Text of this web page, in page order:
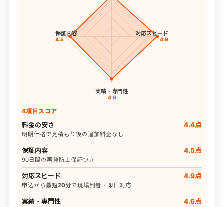
対応スピード
4.9
実績・専門性
4.6
保証内容
4.5
4項目スコア
料金の安さ 4.4点
明朗価格で見積もり後の追加料金なし
保証内容 4.5点
90日間の再発防止保証つき
対応スピード 4.9点
申込から最短20分で現場到着・即日対応
実績・専門性 4.6点